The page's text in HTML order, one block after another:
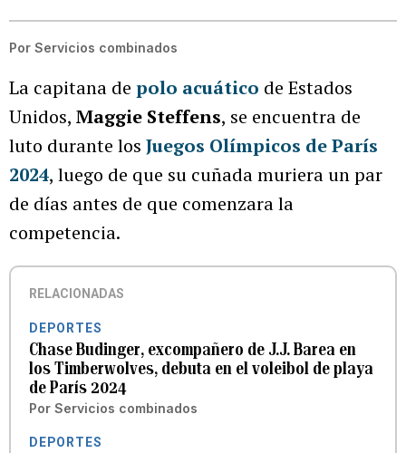
Por Servicios combinados
La capitana de polo acuático de Estados
Unidos, Maggie Steffens, se encuentra de
luto durante los Juegos Olímpicos de París
2024, luego de que su cuñada muriera un par
de días antes de que comenzara la
competencia.
RELACIONADAS
DEPORTES
Chase Budinger, excompañero de J.J. Barea en
los Timberwolves, debuta en el voleibol de playa
de París 2024
Por Servicios combinados
DEPORTES